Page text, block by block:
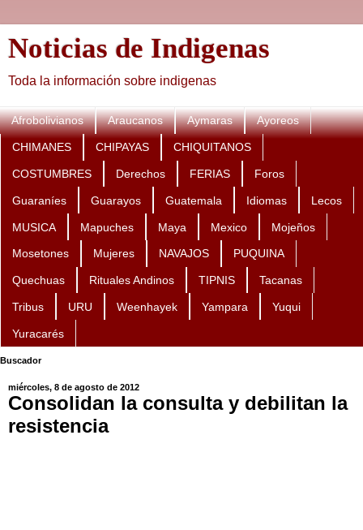
Noticias de Indigenas
Toda la información sobre indigenas
Afrobolivianos Araucanos Aymaras Ayoreos
CHIMANES CHIPAYAS CHIQUITANOS
COSTUMBRES Derechos FERIAS Foros
Guaraníes Guarayos Guatemala Idiomas Lecos
MUSICA Mapuches Maya Mexico Mojeños
Mosetones Mujeres NAVAJOS PUQUINA
Quechuas Rituales Andinos TIPNIS Tacanas
Tribus URU Weenhayek Yampara Yuqui
Yuracarés
Buscador
miércoles, 8 de agosto de 2012
Consolidan la consulta y debilitan la
resistencia